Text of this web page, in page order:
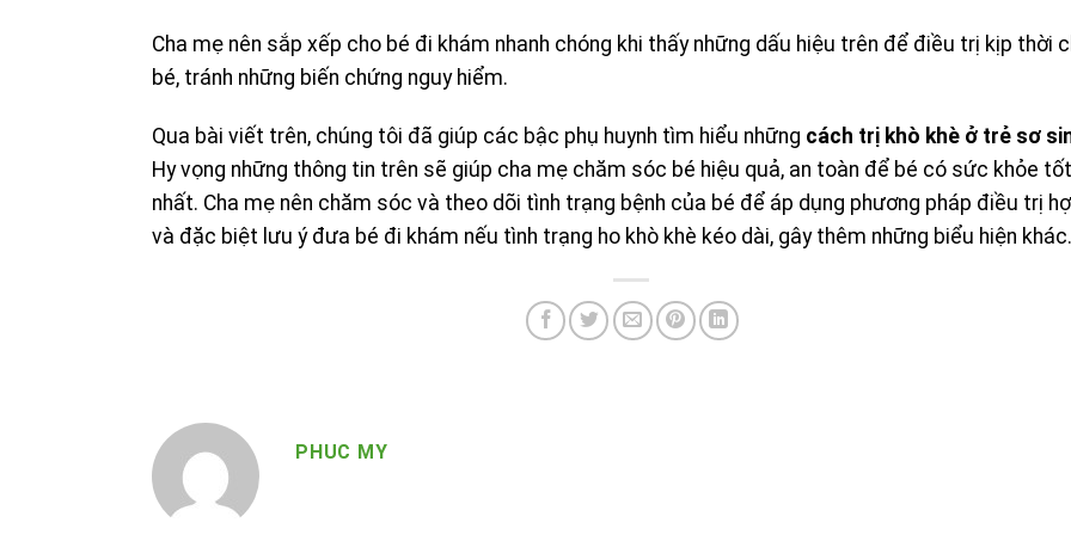
Cha mẹ nên sắp xếp cho bé đi khám nhanh chóng khi thấy những dấu hiệu trên để điều trị kịp thời
bé, tránh những biến chứng nguy hiểm.
Qua bài viết trên, chúng tôi đã giúp các bậc phụ huynh tìm hiểu những cách trị khò khè ở trẻ sơ
Hy vọng những thông tin trên sẽ giúp cha mẹ chăm sóc bé hiệu quả, an toàn để bé có sức khỏe tốt
nhất. Cha mẹ nên chăm sóc và theo dõi tình trạng bệnh của bé để áp dụng phương pháp điều trị
và đặc biệt lưu ý đưa bé đi khám nếu tình trạng ho khò khè kéo dài, gây thêm những biểu hiện khác.
PHUC MY